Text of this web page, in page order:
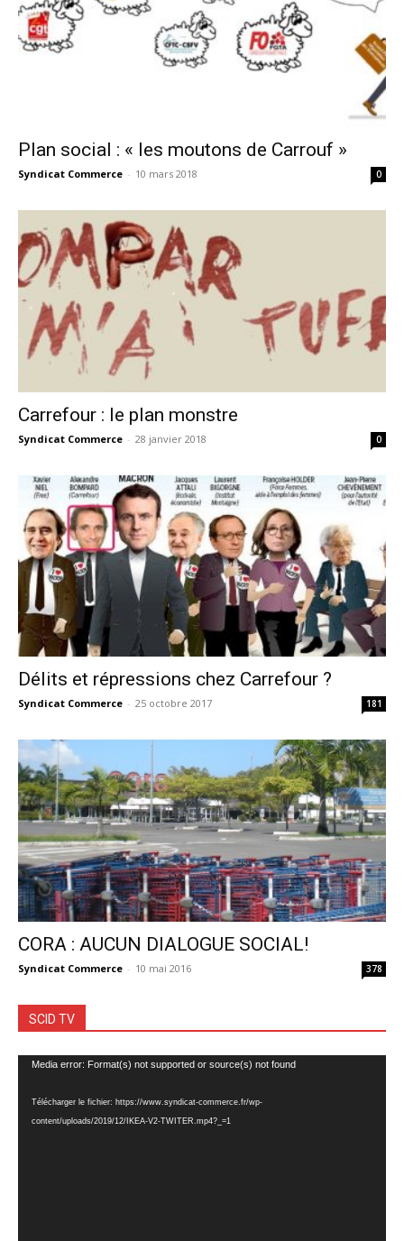
Plan social : « les moutons de Carrouf »
Syndicat Commerce - 10 mars 2018 0
Carrefour : le plan monstre
Syndicat Commerce - 28 janvier 2018 0
Délits et répressions chez Carrefour ?
Syndicat Commerce - 25 octobre 2017 181
CORA : AUCUN DIALOGUE SOCIAL!
Syndicat Commerce - 10 mai 2016 378
SCID TV
Lecteur
Media error: Format(s) not supported or source(s) not found
Télécharger le fichier: https://www.syndicat-commerce.fr/wp-
content/uploads/2019/12/IKEA-V2-TWITER.mp4?_=1